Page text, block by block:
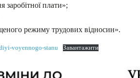
заробітної плати»;
режиму трудових відносин».
voyennogo-stanu
Завантажити